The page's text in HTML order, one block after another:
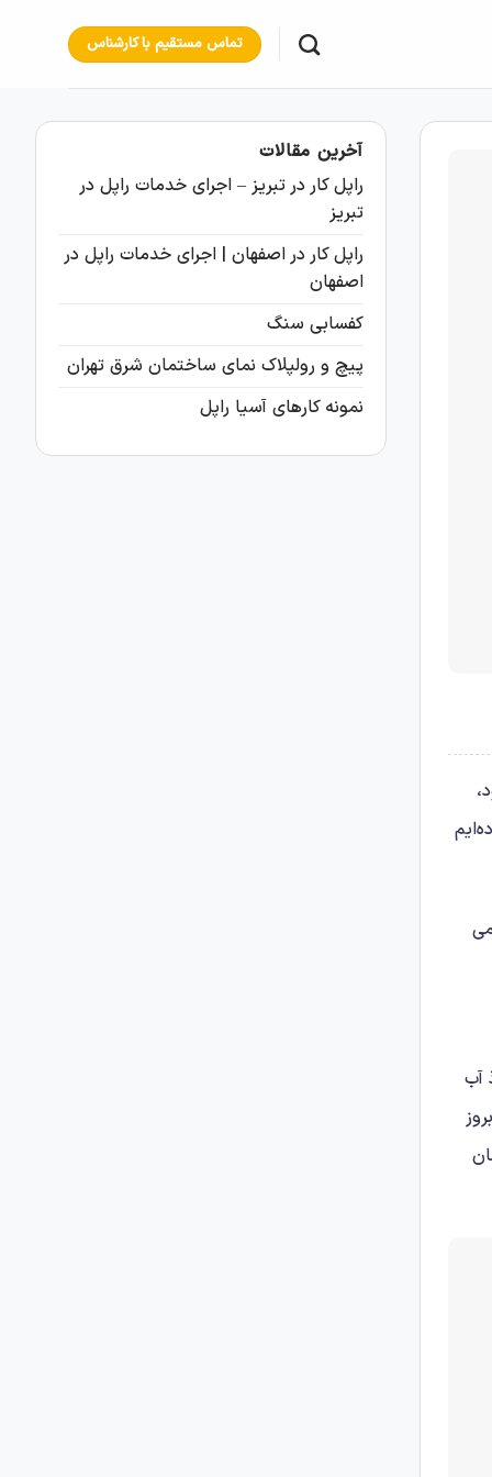
تماس مستقیم با کارشناس
آب
آخرین مقالات
راپل کار در تبریز – اجرای خدمات راپل در
تبریز
راپل کار در اصفهان | اجرای خدمات راپل در
اصفهان
کفسابی سنگ
پیچ و رولپلاک نمای ساختمان شرق تهران
نمونه کارهای آسیا راپل